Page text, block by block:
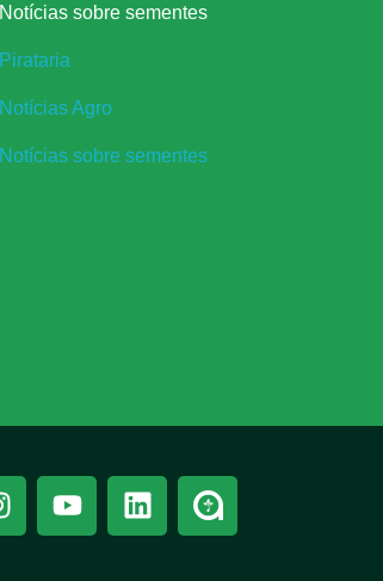
Notícias sobre sementes
Pirataria
Notícias Agro
Notícias sobre sementes